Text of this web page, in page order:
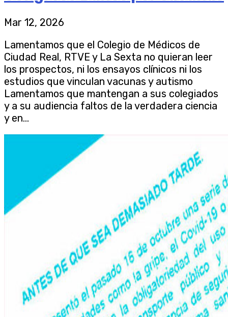
Mar 12, 2026
Lamentamos que el Colegio de Médicos de
Ciudad Real, RTVE y La Sexta no quieran leer
los prospectos, ni los ensayos clínicos ni los
estudios que vinculan vacunas y autismo
Lamentamos que mantengan a sus colegiados
y a su audiencia faltos de la verdadera ciencia
y en...